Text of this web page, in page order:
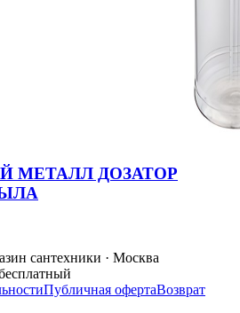
МЕТАЛЛ ДОЗАТОР
сантехники · Москва
Публичная офертаВозврат